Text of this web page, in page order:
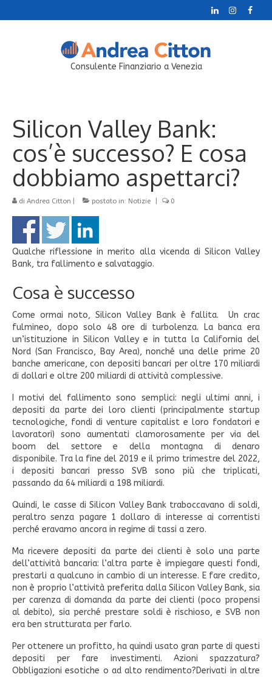
Consulente Finanziario a Venezia
Silicon Valley Bank:
cos’è successo? E cosa
dobbiamo aspettarci?
di Andrea Citton postato in: Notizie 0
Qualche riflessione in merito alla vicenda di Silicon Valley
Bank, tra fallimento e salvataggio.
Cosa è successo
Come ormai noto, Silicon Valley Bank è fallita. Un crac
fulmineo, dopo solo 48 ore di turbolenza. La banca era
un’istituzione in Silicon Valley e in tutta la California del
Nord (San Francisco, Bay Area), nonché una delle prime 20
banche americane, con depositi bancari per oltre 170 miliardi
di dollari e oltre 200 miliardi di attività complessive.
I motivi del fallimento sono semplici: negli ultimi anni, i
depositi da parte dei loro clienti (principalmente startup
tecnologiche, fondi di venture capitalist e loro fondatori e
lavoratori) sono aumentati clamorosamente per via del
boom del settore e della montagna di denaro
disponibile. Tra la fine del 2019 e il primo trimestre del 2022,
i depositi bancari presso SVB sono più che triplicati,
passando da 64 miliardi a 198 miliardi.
Quindi, le casse di Silicon Valley Bank traboccavano di soldi,
peraltro senza pagare 1 dollaro di interesse ai correntisti
perché eravamo ancora in regime di tassi a zero.
Ma ricevere depositi da parte dei clienti è solo una parte
dell’attività bancaria: l’altra parte è impiegare questi fondi,
prestarli a qualcuno in cambio di un interesse. E fare credito,
non è proprio l’attività preferita dalla Silicon Valley Bank, sia
per carenza di domanda da parte dei clienti (poco propensi
al debito), sia perché prestare soldi è rischioso, e SVB non
era ben strutturata per farlo.
Per ottenere un profitto, ha quindi usato gran parte di questi
depositi per fare investimenti. Azioni spazzatura?
Obbligazioni esotiche o ad alto rendimento?Derivati in altre